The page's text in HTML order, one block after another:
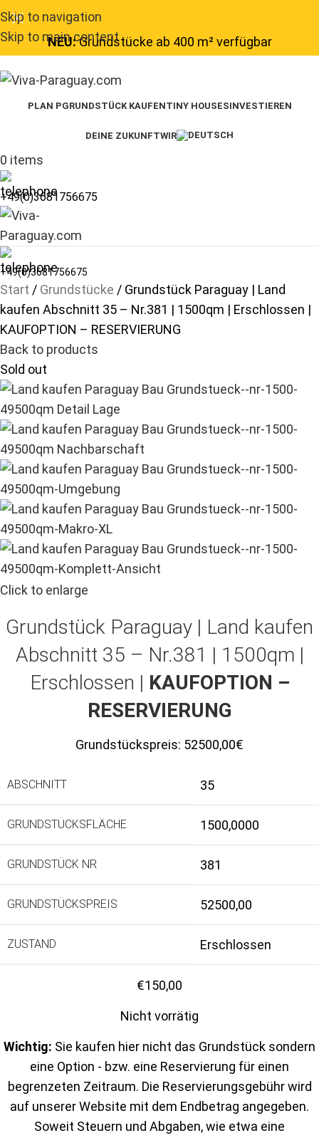
Skip to navigation
Skip to main content
NEU:Grundstücke ab 400 m² verfügbar
PLAN PGRUNDSTÜCK KAUFENTINY HOUSESINVESTIEREN
DEINE ZUKUNFTWIR
0 items
+49(0)3681756675
+49(0)3681756675
Start Grundstücke
Grundstück Paraguay | Land
kaufen Abschnitt 35 – Nr.381 | 1500qm | Erschlossen |
KAUFOPTION – RESERVIERUNG
Back to products
Sold out
Click to enlarge
Grundstück Paraguay | Land kaufen
Abschnitt 35 – Nr.381 | 1500qm |
Erschlossen | KAUFOPTION –
RESERVIERUNG
Grundstückspreis: 52500,00€
ABSCHNITT 35
GRUNDSTÜCKSFLÄCHE 1500,0000
GRUNDSTÜCK NR 381
GRUNDSTÜCKSPREIS 52500,00
ZUSTAND Erschlossen
€150,00
Nicht vorrätig
Wichtig: Sie kaufen hier nicht das Grundstück sondern
eine Option - bzw. eine Reservierung für einen
begrenzeten Zeitraum. Die Reservierungsgebühr wird
auf unserer Website mit dem Endbetrag angegeben.
Soweit Steuern und Abgaben, wie etwa eine